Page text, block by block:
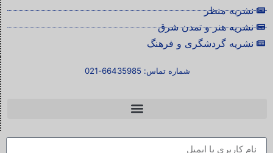
نشریه منظر
نشریه هنر و تمدن شرق
نشریه گردشگری و فرهنگ
شماره تماس: 66435985-021